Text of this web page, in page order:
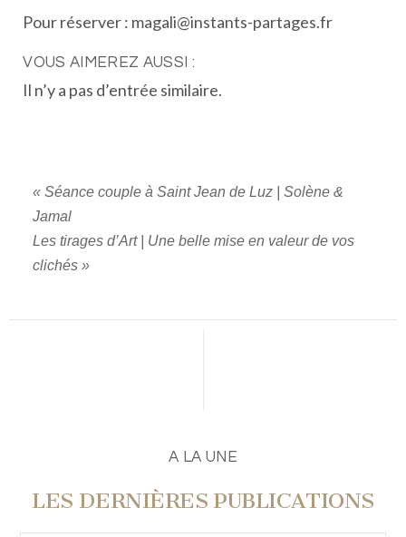
Pour réserver : magali@instants-partages.fr
VOUS AIMEREZ AUSSI :
Il n’y a pas d’entrée similaire.
« Séance couple à Saint Jean de Luz | Solène &
Jamal
Les tirages d’Art | Une belle mise en valeur de vos
clichés »
A LA UNE
LES DERNIÈRES PUBLICATIONS